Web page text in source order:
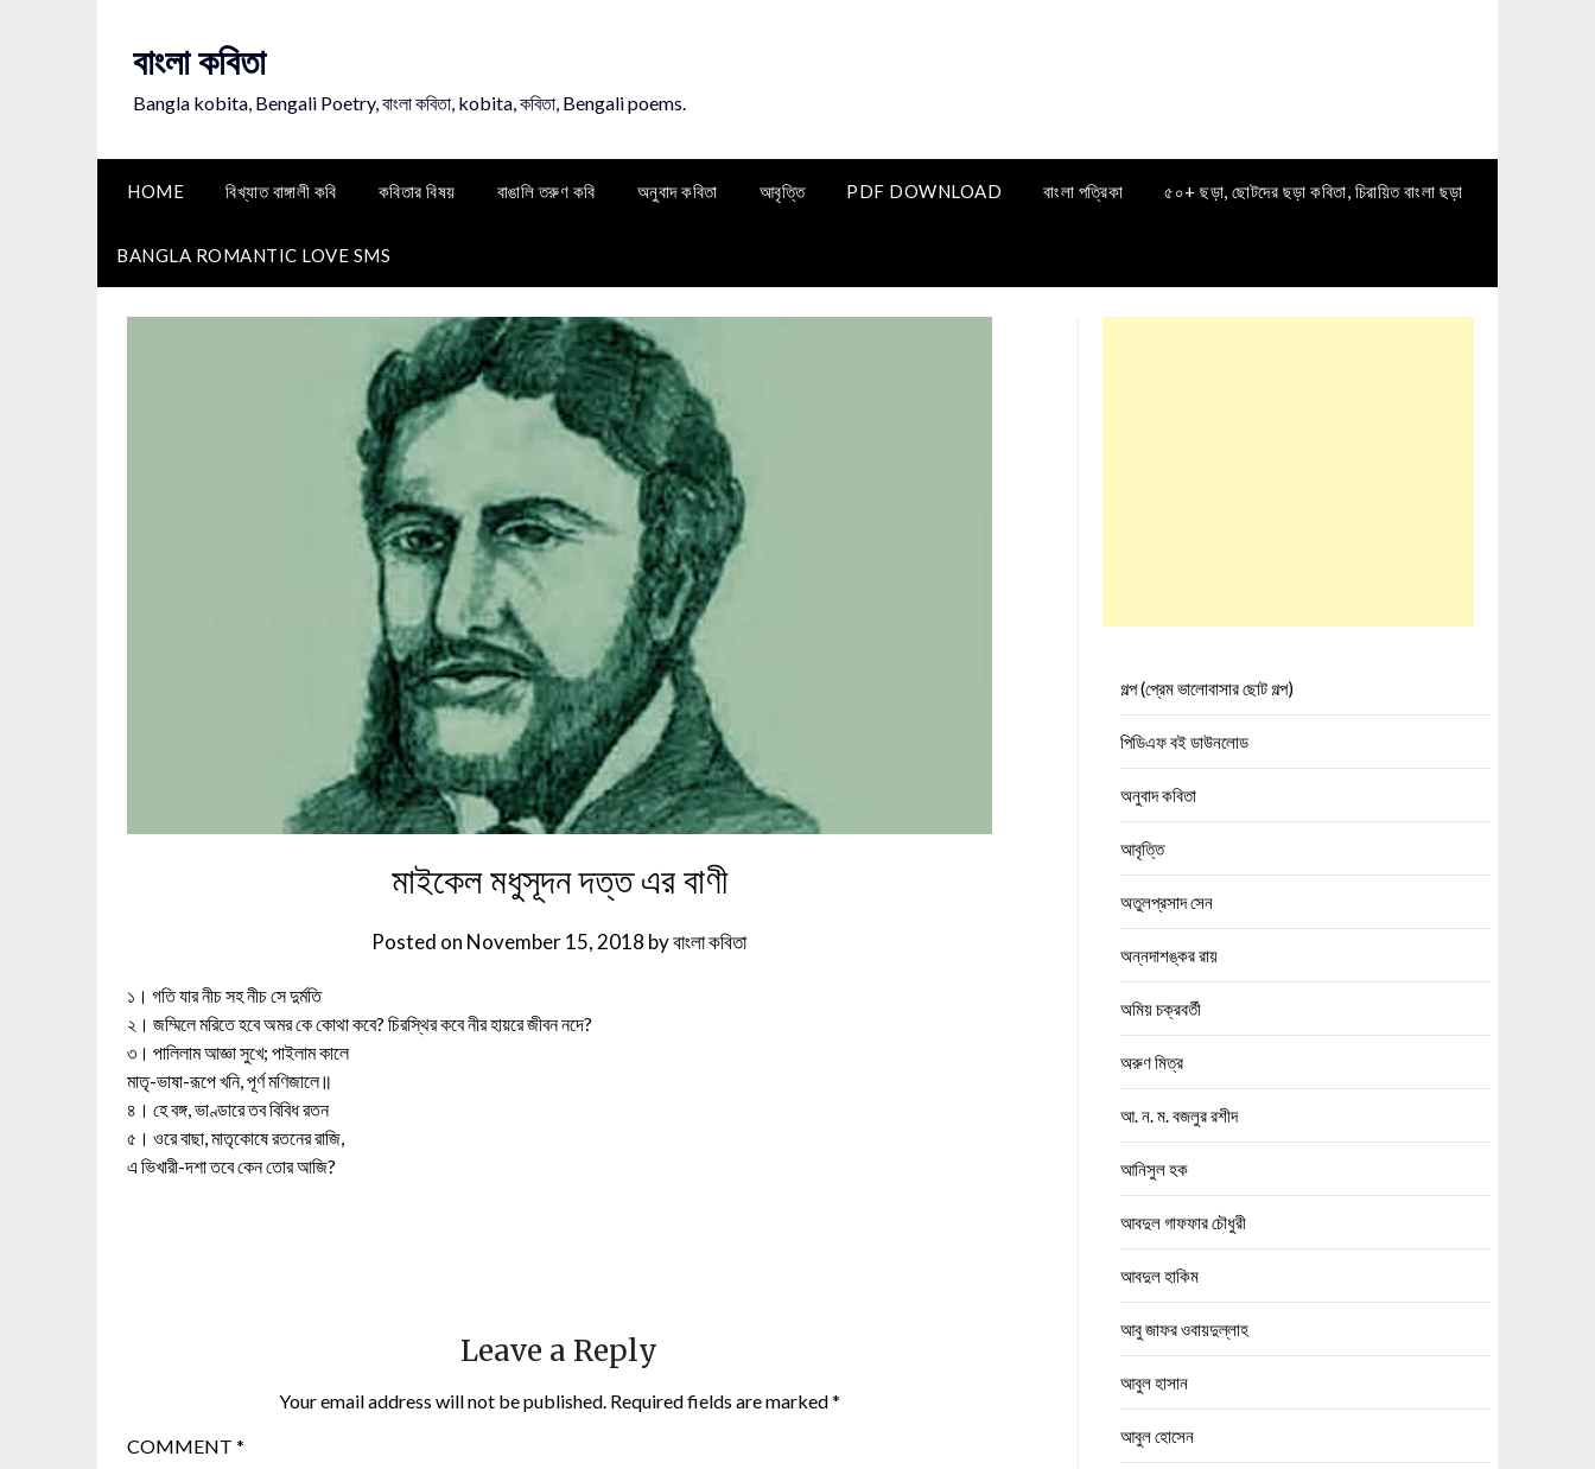
বাংলা কবিতা
Bangla kobita, Bengali Poetry, বাংলা কবিতা, kobita, কবিতা, Bengali poems.
HOME বিখ্যাত বাঙ্গালী কবি কবিতার বিষয় বাঙালি তরুণ কবি অনুবাদ কবিতা আবৃত্তি PDF DOWNLOAD বাংলা পত্রিকা ৫০+ ছড়া, ছোটদের ছড়া কবিতা, চিরায়িত বাংলা ছড়া
BANGLA ROMANTIC LOVE SMS
মাইকেল মধুসূদন দত্ত এর বাণী
Posted on November 15, 2018 byবাংলা কবিতা
১। গতি যার নীচ সহ নীচ সে দুর্মতি
২। জম্মিলে মরিতে হবে অমর কে কোথা কবে? চিরস্থির কবে নীর হায়রে জীবন নদে?
৩। পালিলাম আজ্ঞা সুখে; পাইলাম কালে
মাতৃ-ভাষা-রূপে খনি, পূর্ণ মণিজালে॥
৪। হে বঙ্গ, ভাণ্ডারে তব বিবিধ রতন
৫। ওরে বাছা, মাতৃকোষে রতনের রাজি,
এ ভিখারী-দশা তবে কেন তোর আজি?
Leave a Reply
Your email address will not be published. Required fields are marked*
COMMENT *
গল্প (প্রেম ভালোবাসার ছোট গল্প)
পিডিএফ বই ডাউনলোড
অনুবাদ কবিতা
আবৃত্তি
অতুলপ্রসাদ সেন
অন্নদাশঙ্কর রায়
অমিয় চক্রবর্তী
অরুণ মিত্র
আ. ন. ম. বজলুর রশীদ
আনিসুল হক
আবদুল গাফফার চৌধুরী
আবদুল হাকিম
আবু জাফর ওবায়দুল্লাহ
আবুল হাসান
আবুল হোসেন